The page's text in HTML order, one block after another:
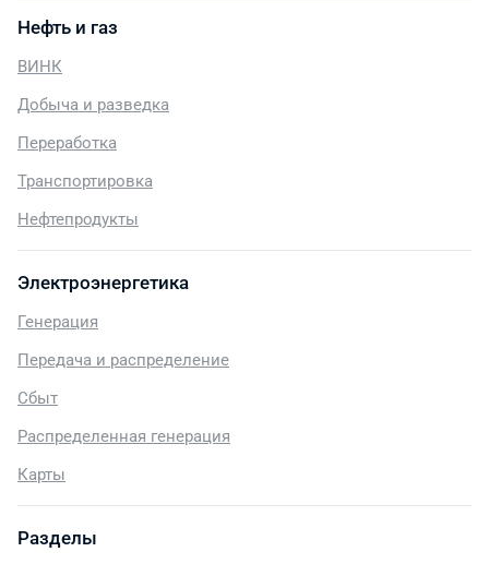
Нефть и газ
ВИНК
Добыча и разведка
Переработка
Транспортировка
Нефтепродукты
Электроэнергетика
Генерация
Передача и распределение
Сбыт
Распределенная генерация
Карты
Разделы